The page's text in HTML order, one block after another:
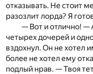
отказывать. Не стоит
разозлит лорда? Я
— Вот и отлично! —
четырех дочерей и
вздохнул. Он не хотел
более не хотел ему
подлый нрав. — Твоя